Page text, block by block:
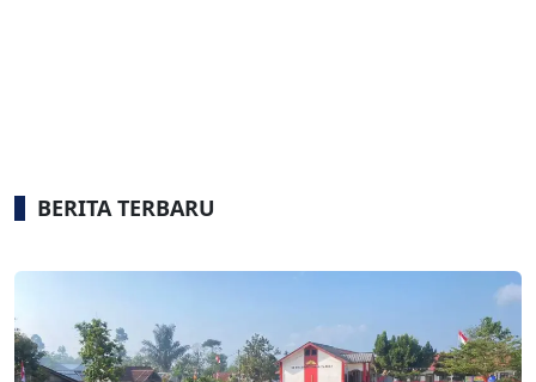
BERITA TERBARU